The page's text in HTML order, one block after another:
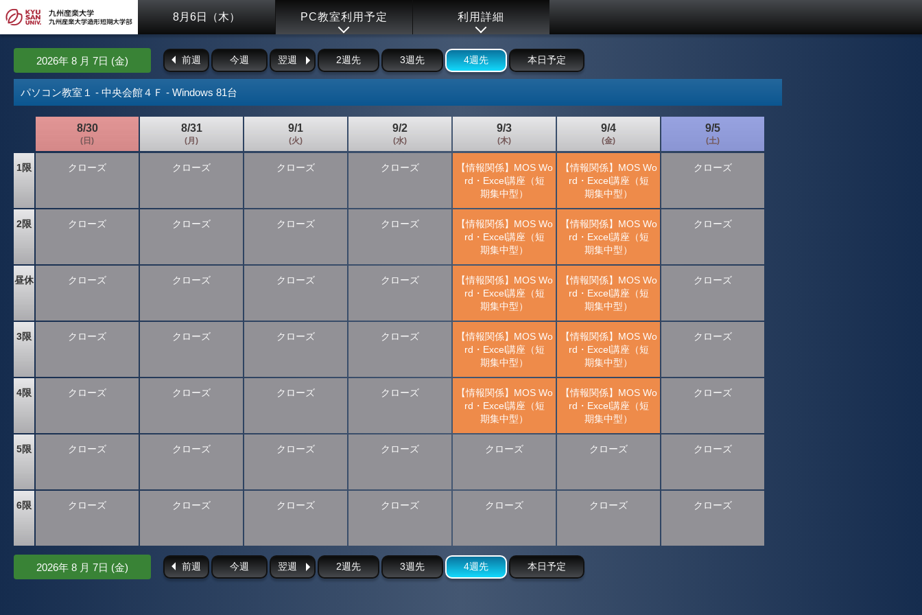
8月6日（木） PC教室利用予定 利用詳細
2026年 8 月 7日 (金) 前週 今週 翌週 2週先 3週先 4週先 本日予定
パソコン教室１ - 中央会館４Ｆ - Windows 81台
8/30
(日)
8/31
(月)
9/1
(火)
9/2
(水)
9/3
(木)
9/4
(金)
9/5
(土)
1限
2限
昼休
3限
4限
5限
6限
クローズ
クローズ
クローズ
クローズ
クローズ
クローズ
クローズ
クローズ
クローズ
クローズ
クローズ
クローズ
クローズ
クローズ
クローズ
クローズ
クローズ
クローズ
クローズ
クローズ
クローズ
クローズ
クローズ
クローズ
クローズ
クローズ
クローズ
クローズ
【情報関係】MOS Wo
rd・Excel講座（短
期集中型）
【情報関係】MOS Wo
rd・Excel講座（短
期集中型）
【情報関係】MOS Wo
rd・Excel講座（短
期集中型）
【情報関係】MOS Wo
rd・Excel講座（短
期集中型）
【情報関係】MOS Wo
rd・Excel講座（短
期集中型）
クローズ
クローズ
【情報関係】MOS Wo
rd・Excel講座（短
期集中型）
【情報関係】MOS Wo
rd・Excel講座（短
期集中型）
【情報関係】MOS Wo
rd・Excel講座（短
期集中型）
【情報関係】MOS Wo
rd・Excel講座（短
期集中型）
【情報関係】MOS Wo
rd・Excel講座（短
期集中型）
クローズ
クローズ
クローズ
クローズ
クローズ
クローズ
クローズ
クローズ
クローズ
2026年 8 月 7日 (金) 前週 今週 翌週 2週先 3週先 4週先 本日予定